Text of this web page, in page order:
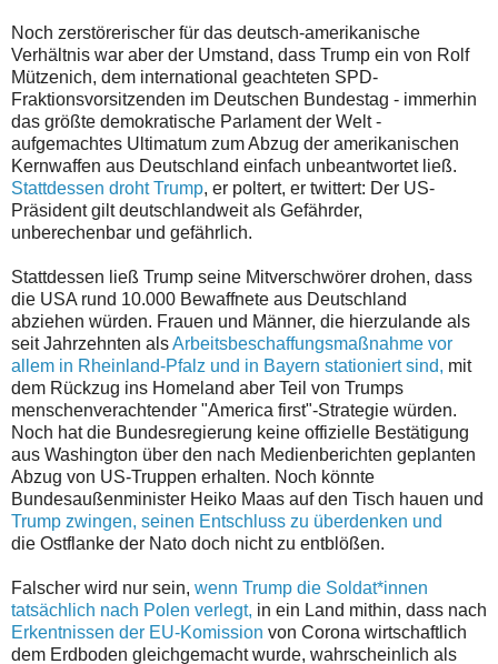
Noch zerstörerischer für das deutsch-amerikanische
Verhältnis war aber der Umstand, dass Trump ein von Rolf
Mützenich, dem international geachteten SPD-
Fraktionsvorsitzenden im Deutschen Bundestag - immerhin
das größte demokratische Parlament der Welt -
aufgemachtes Ultimatum zum Abzug der amerikanischen
Kernwaffen aus Deutschland einfach unbeantwortet ließ.
Stattdessen droht Trump, er poltert, er twittert: Der US-
Präsident gilt deutschlandweit als Gefährder,
unberechenbar und gefährlich.
Stattdessen ließ Trump seine Mitverschwörer drohen, dass
die USA rund 10.000 Bewaffnete aus Deutschland
abziehen würden. Frauen und Männer, die hierzulande als
seit Jahrzehnten alsArbeitsbeschaffungsmaßnahme vor
allem in Rheinland-Pfalz und in Bayern stationiert sind, mit
dem Rückzug ins Homeland aber Teil von Trumps
menschenverachtender "America first"-Strategie würden.
Noch hat die Bundesregierung keine offizielle Bestätigung
aus Washington über den nach Medienberichten geplanten
Abzug von US-Truppen erhalten. Noch könnte
Bundesaußenminister Heiko Maas auf den Tisch hauen und
Trump zwingen, seinen Entschluss zu überdenken und
die Ostflanke der Nato doch nicht zu entblößen.
Falscher wird nur sein, wenn Trump die Soldat*innen
tatsächlich nach Polen verlegt, in ein Land mithin, dass nach
Erkentnissen der EU-Komission von Corona wirtschaftlich
dem Erdboden gleichgemacht wurde, wahrscheinlich als